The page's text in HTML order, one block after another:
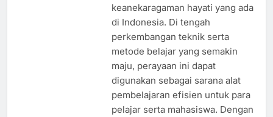
keanekaragaman hayati yang ada
di Indonesia. Di tengah
perkembangan teknik serta
metode belajar yang semakin
maju, perayaan ini dapat
digunakan sebagai sarana alat
pembelajaran efisien untuk para
pelajar serta mahasiswa. Dengan